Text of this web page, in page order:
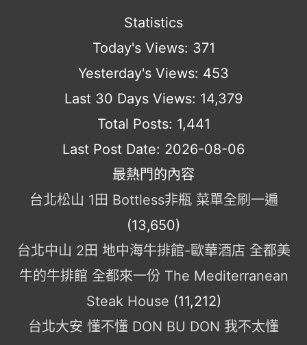
Statistics
Today's Views: 371
Yesterday's Views: 453
Last 30 Days Views: 14,379
Total Posts: 1,441
Last Post Date: 2026-08-06
最熱門的內容
台北松山 1田 Bottless非瓶 菜單全刷一遍
(13,650)
台北中山 2田 地中海牛排館-歐華酒店 全都美
牛的牛排館 全都來一份 The Mediterranean
Steak House (11,212)
台北大安 懂不懂 DON BU DON 我不太懂